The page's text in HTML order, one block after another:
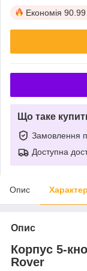
Економія
Що таке
Замовлення
Доступна
Опис
Опис
Корпус 5-
Rover